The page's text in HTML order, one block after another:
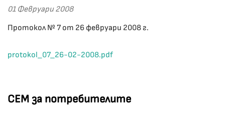
СЕМ за потребителите
01 Февруари 2008
Протокол № 7 от 26 февруари 2008 г.
protokol_07_26-02-2008.pdf